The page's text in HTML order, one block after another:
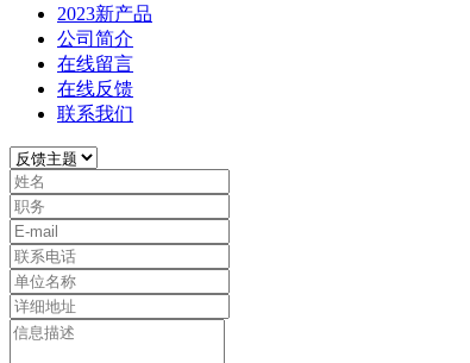
2023新产品
公司简介
在线留言
在线反馈
联系我们